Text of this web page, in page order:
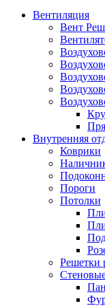
Вентиляция
Вент
Внутренняя
Коврики
Пороги
Потолки
Решетки